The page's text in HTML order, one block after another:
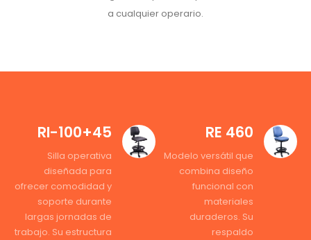
a cualquier operario.
RI-100+45
Silla operativa
diseñada para
ofrecer comodidad y
soporte durante
largas jornadas de
trabajo. Su estructura
RE 460
Modelo versátil que
combina diseño
funcional con
materiales
duraderos. Su
respaldo